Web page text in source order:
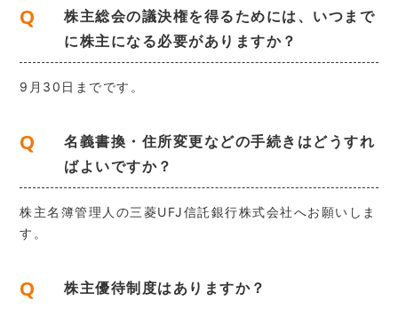
Q
株主総会の議決権を得るためには、いつまで
に株主になる必要がありますか？
9月30日までです。
Q
名義書換・住所変更などの手続きはどうすれ
ばよいですか？
株主名簿管理人の三菱UFJ信託銀行株式会社へお願いしま
す。
Q 株主優待制度はありますか？